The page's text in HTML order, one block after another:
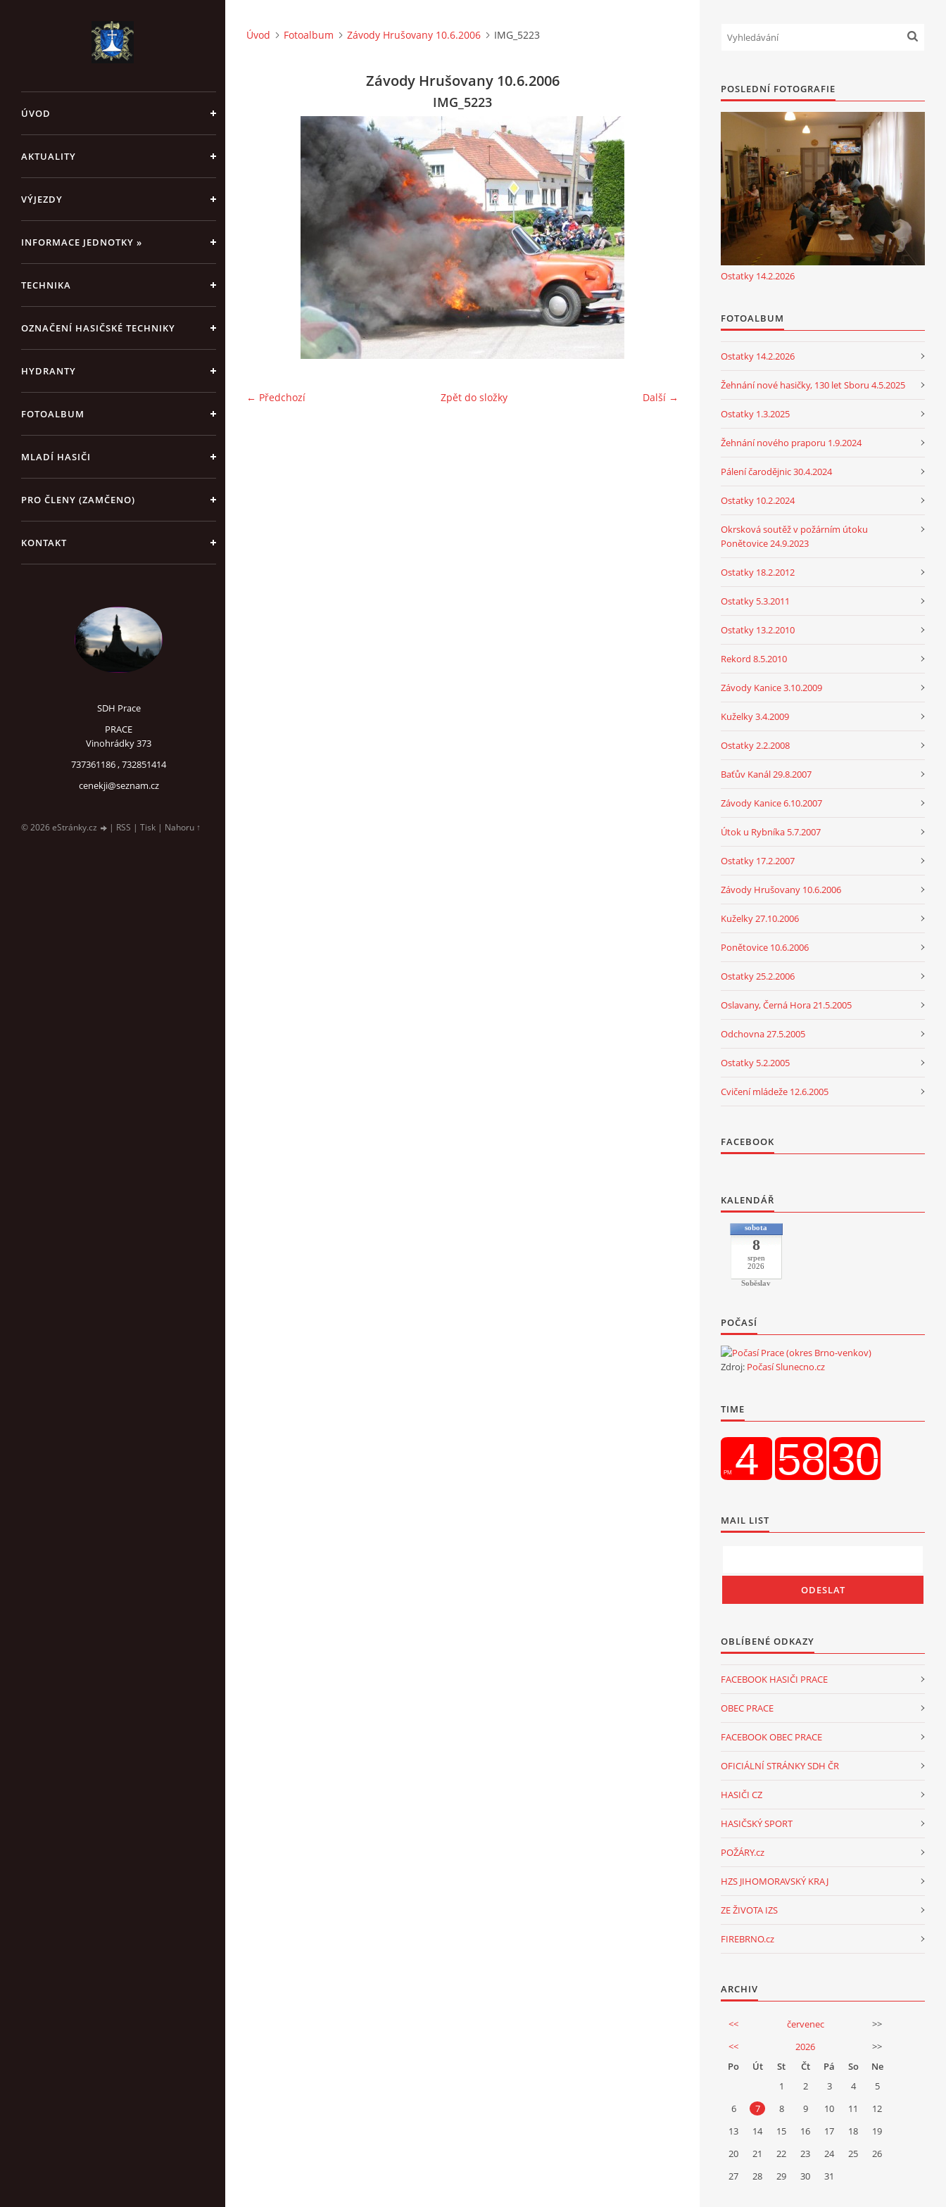
ÚVOD
AKTUALITY
VÝJEZDY
INFORMACE JEDNOTKY »
TECHNIKA
OZNAČENÍ HASIČSKÉ TECHNIKY
HYDRANTY
FOTOALBUM
MLADÍ HASIČI
PRO ČLENY (ZAMČENO)
KONTAKT
SDH Prace
PRACE
Vinohrádky 373
737361186 , 732851414
cenekji@seznam.cz
© 2026 eStránky.cz | RSS | Tisk | Nahoru ↑
Úvod Fotoalbum Závody Hrušovany 10.6.2006 IMG_5223
Závody Hrušovany 10.6.2006
IMG_5223
← Předchozí Další →
Zpět do složky
POSLEDNÍ FOTOGRAFIE
Ostatky 14.2.2026
FOTOALBUM
Ostatky 14.2.2026
Žehnání nové hasičky, 130 let Sboru 4.5.2025
Ostatky 1.3.2025
Žehnání nového praporu 1.9.2024
Pálení čarodějnic 30.4.2024
Ostatky 10.2.2024
Okrsková soutěž v požárním útoku
Ponětovice 24.9.2023
Ostatky 18.2.2012
Ostatky 5.3.2011
Ostatky 13.2.2010
Rekord 8.5.2010
Závody Kanice 3.10.2009
Kuželky 3.4.2009
Ostatky 2.2.2008
Baťův Kanál 29.8.2007
Závody Kanice 6.10.2007
Útok u Rybníka 5.7.2007
Ostatky 17.2.2007
Závody Hrušovany 10.6.2006
Kuželky 27.10.2006
Ponětovice 10.6.2006
Ostatky 25.2.2006
Oslavany, Černá Hora 21.5.2005
Odchovna 27.5.2005
Ostatky 5.2.2005
Cvičení mládeže 12.6.2005
FACEBOOK
KALENDÁŘ
sobota
8
srpen
2026
Soběslav
POČASÍ
Zdroj: Počasí Slunecno.cz
TIME
MAIL LIST
OBLÍBENÉ ODKAZY
FACEBOOK HASIČI PRACE
OBEC PRACE
FACEBOOK OBEC PRACE
OFICIÁLNÍ STRÁNKY SDH ČR
HASIČI CZ
HASIČSKÝ SPORT
POŽÁRY.cz
HZS JIHOMORAVSKÝ KRAJ
ZE ŽIVOTA IZS
FIREBRNO.cz
ARCHIV
<< červenec
>>
<<
2026
>>
Po
Út St Čt Pá So
Ne
1
2 3 4
5
6
7 8 9 10 11
12
13
14 15 16 17 18
19
20
21 22 23 24 25
26
27
28 29 30 31